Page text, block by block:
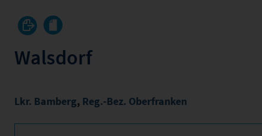
Walsdorf
Lkr. Bamberg, Reg.-Bez. Oberfranken